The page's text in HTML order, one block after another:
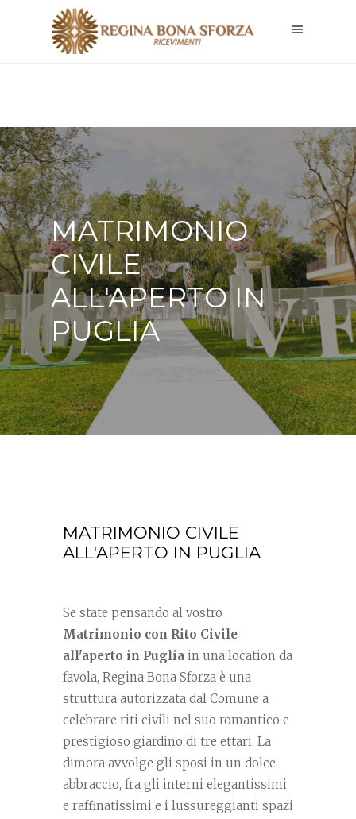
MATRIMONIO
CIVILE
ALL'APERTO IN
PUGLIA
MATRIMONIO CIVILE
ALL'APERTO IN PUGLIA
Se state pensando al vostro
Matrimonio con Rito Civile
all'aperto in Puglia in una location da
favola, Regina Bona Sforza è una
struttura autorizzata dal Comune a
celebrare riti civili nel suo romantico e
prestigioso giardino di tre ettari. La
dimora avvolge gli sposi in un dolce
abbraccio, fra gli interni elegantissimi
e raffinatissimi e i lussureggianti spazi